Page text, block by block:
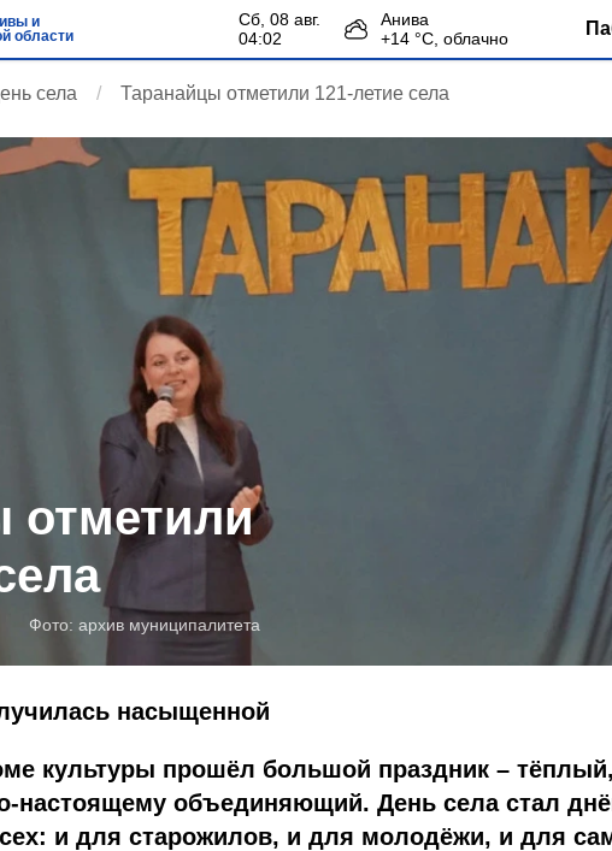
и
области
сб, 08 авг.
04:02
Анива
+14 °С, облачно
села Таранайцы отметили 121‑летие села
отметили
Фото: архив муниципалитета
насыщенной
культуры прошёл большой праздник – тёплый,
настоящему объединяющий. День села стал
и для старожилов, и для молодёжи, и для